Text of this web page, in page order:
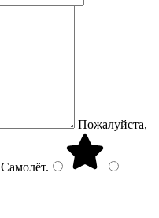
Пожалуйста,
Самолёт.